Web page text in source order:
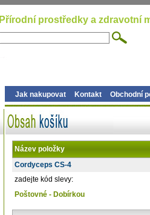
Přírodní prostředky a zdravotní
Jak nakupovat Kontakt Obchodní
Název položky
Cordyceps CS-4
zadejte kód slevy:
Poštovné - Dobírkou